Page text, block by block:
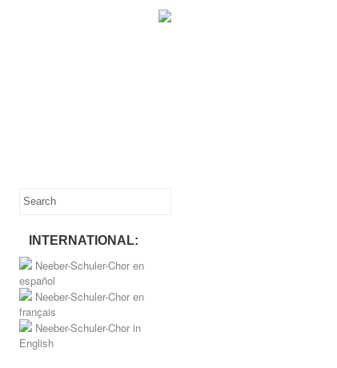
INTERNATIONAL:
Neeber-Schuler-Chor en
español
Neeber-Schuler-Chor en
français
Neeber-Schuler-Chor in
English